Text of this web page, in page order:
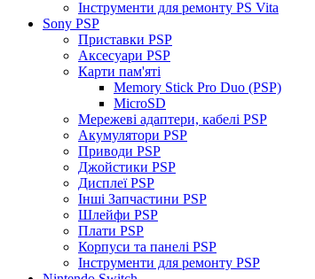
Інструменти для ремонту PS Vita
Sony PSP
Приставки PSP
Аксесуари PSP
Карти пам'яті
Memory Stick Pro Duo (PSP)
MicroSD
Мережеві адаптери, кабелі PSP
Акумулятори PSP
Приводи PSP
Джойстики PSP
Дисплеї PSP
Інші Запчастини PSP
Шлейфи PSP
Плати PSP
Корпуси та панелі PSP
Інструменти для ремонту PSP